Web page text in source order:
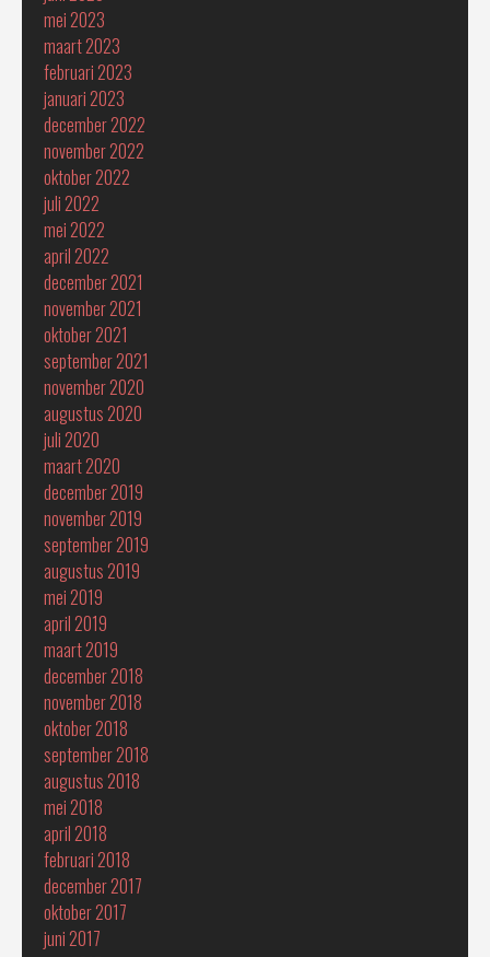
mei 2023
maart 2023
februari 2023
januari 2023
december 2022
november 2022
oktober 2022
juli 2022
mei 2022
april 2022
december 2021
november 2021
oktober 2021
september 2021
november 2020
augustus 2020
juli 2020
maart 2020
december 2019
november 2019
september 2019
augustus 2019
mei 2019
april 2019
maart 2019
december 2018
november 2018
oktober 2018
september 2018
augustus 2018
mei 2018
april 2018
februari 2018
december 2017
oktober 2017
juni 2017